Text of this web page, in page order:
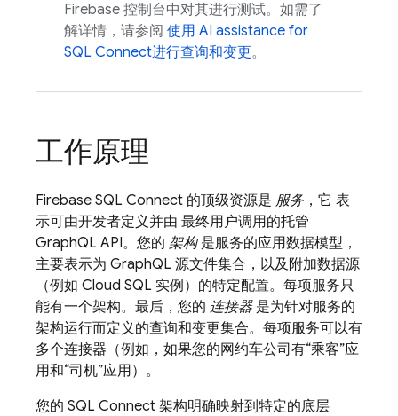
Firebase 控制台中对其进行测试。如需了
解详情，请参阅 使用 AI assistance for
SQL Connect进行查询和变更。
工作原理
Firebase SQL Connect 的顶级资源是 服务，它 表
示可由开发者定义并由 最终用户调用的托管
GraphQL API。您的 架构是服务的应用数据模型，
主要表示为 GraphQL 源文件集合，以及附加数据源
（例如 Cloud SQL 实例）的特定配置。每项服务只
能有一个架构。最后，您的 连接器是为针对服务的
架构运行而定义的查询和变更集合。每项服务可以有
多个连接器（例如，如果您的网约车公司有“乘客”应
用和“司机”应用）。
您的 SQL Connect 架构明确映射到特定的底层